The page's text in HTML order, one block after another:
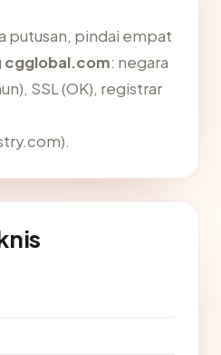
putusan, pindai empat
cgglobal.com: negara
SSL (OK), registrar